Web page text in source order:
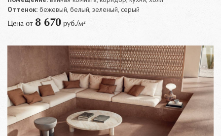
Оттенок: бежевый, белый, зеленый, серый
Цена от 8 670 руб./м²